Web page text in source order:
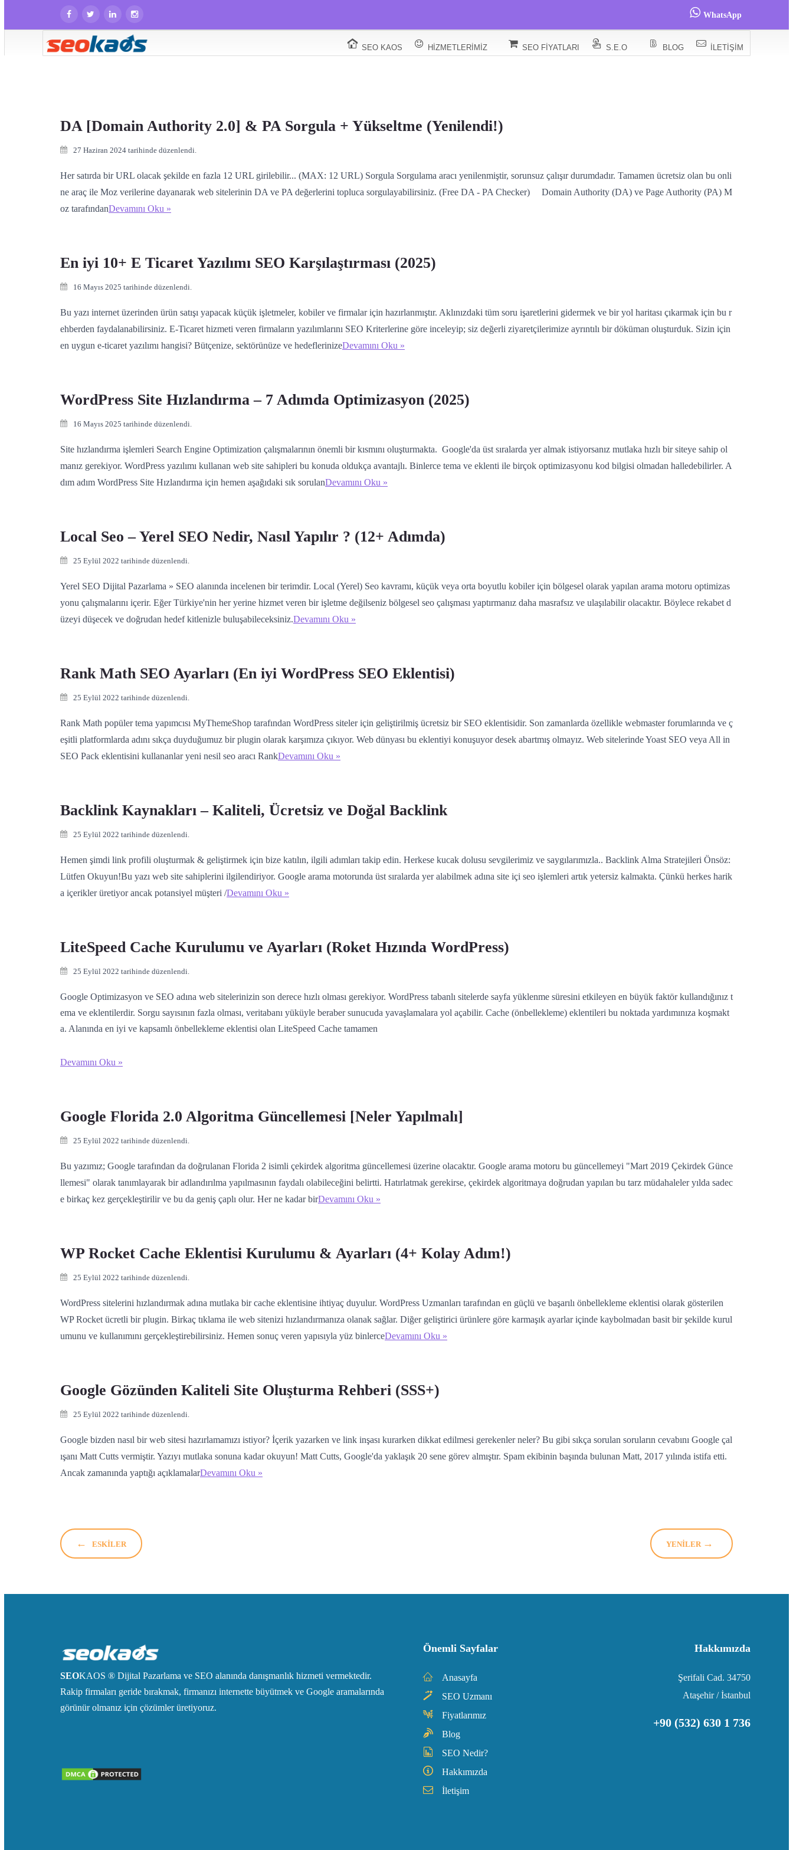
WhatsApp
SEO KAOS HIZMETLERIMIZ SEO FIYATLARI S.E.O BLOG İLETIŞIM
DA [Domain Authority 2.0] & PA Sorgula + Yükseltme (Yenilendi!)
27 Haziran 2024 tarihinde düzenlendi.
Her satırda bir URL olacak şekilde en fazla 12 URL girilebilir... (MAX: 12 URL) Sorgula Sorgulama aracı yenilenmiştir, sorunsuz çalışır durumdadır. Tamamen ücretsiz olan bu onli
ne araç ile Moz verilerine dayanarak web sitelerinin DA ve PA değerlerini topluca sorgulayabilirsiniz. (Free DA - PA Checker) Domain Authority (DA) ve Page Authority (PA) M
oz tarafındanDevamını Oku »
En iyi 10+ E Ticaret Yazılımı SEO Karşılaştırması (2025)
16 Mayıs 2025 tarihinde düzenlendi.
Bu yazı internet üzerinden ürün satışı yapacak küçük işletmeler, kobiler ve firmalar için hazırlanmıştır. Aklınızdaki tüm soru işaretlerini gidermek ve bir yol haritası çıkarmak için bu r
ehberden faydalanabilirsiniz. E-Ticaret hizmeti veren firmaların yazılımlarını SEO Kriterlerine göre inceleyip; siz değerli ziyaretçilerimize ayrıntılı bir döküman oluşturduk. Sizin için
en uygun e-ticaret yazılımı hangisi? Bütçenize, sektörünüze ve hedeflerinizeDevamını Oku »
WordPress Site Hızlandırma – 7 Adımda Optimizasyon (2025)
16 Mayıs 2025 tarihinde düzenlendi.
Site hızlandırma işlemleri Search Engine Optimization çalışmalarının önemli bir kısmını oluşturmakta. Google'da üst sıralarda yer almak istiyorsanız mutlaka hızlı bir siteye sahip ol
manız gerekiyor. WordPress yazılımı kullanan web site sahipleri bu konuda oldukça avantajlı. Binlerce tema ve eklenti ile birçok optimizasyonu kod bilgisi olmadan halledebilirler. A
dım adım WordPress Site Hızlandırma için hemen aşağıdaki sık sorulanDevamını Oku »
Local Seo – Yerel SEO Nedir, Nasıl Yapılır ? (12+ Adımda)
25 Eylül 2022 tarihinde düzenlendi.
Yerel SEO Dijital Pazarlama » SEO alanında incelenen bir terimdir. Local (Yerel) Seo kavramı, küçük veya orta boyutlu kobiler için bölgesel olarak yapılan arama motoru optimizas
yonu çalışmalarını içerir. Eğer Türkiye'nin her yerine hizmet veren bir işletme değilseniz bölgesel seo çalışması yaptırmanız daha masrafsız ve ulaşılabilir olacaktır. Böylece rekabet d
üzeyi düşecek ve doğrudan hedef kitlenizle buluşabileceksiniz.Devamını Oku »
Rank Math SEO Ayarları (En iyi WordPress SEO Eklentisi)
25 Eylül 2022 tarihinde düzenlendi.
Rank Math popüler tema yapımcısı MyThemeShop tarafından WordPress siteler için geliştirilmiş ücretsiz bir SEO eklentisidir. Son zamanlarda özellikle webmaster forumlarında ve ç
eşitli platformlarda adını sıkça duyduğumuz bir plugin olarak karşımıza çıkıyor. Web dünyası bu eklentiyi konuşuyor desek abartmış olmayız. Web sitelerinde Yoast SEO veya All in
SEO Pack eklentisini kullananlar yeni nesil seo aracı RankDevamını Oku »
Backlink Kaynakları – Kaliteli, Ücretsiz ve Doğal Backlink
25 Eylül 2022 tarihinde düzenlendi.
Hemen şimdi link profili oluşturmak & geliştirmek için bize katılın, ilgili adımları takip edin. Herkese kucak dolusu sevgilerimiz ve saygılarımızla.. Backlink Alma Stratejileri Önsöz:
Lütfen Okuyun!Bu yazı web site sahiplerini ilgilendiriyor. Google arama motorunda üst sıralarda yer alabilmek adına site içi seo işlemleri artık yetersiz kalmakta. Çünkü herkes harik
a içerikler üretiyor ancak potansiyel müşteri /Devamını Oku »
LiteSpeed Cache Kurulumu ve Ayarları (Roket Hızında WordPress)
25 Eylül 2022 tarihinde düzenlendi.
Google Optimizasyon ve SEO adına web sitelerinizin son derece hızlı olması gerekiyor. WordPress tabanlı sitelerde sayfa yüklenme süresini etkileyen en büyük faktör kullandığınız t
ema ve eklentilerdir. Sorgu sayısının fazla olması, veritabanı yüküyle beraber sunucuda yavaşlamalara yol açabilir. Cache (önbellekleme) eklentileri bu noktada yardımınıza koşmakt
a. Alanında en iyi ve kapsamlı önbellekleme eklentisi olan LiteSpeed Cache tamamen
Devamını Oku »
Google Florida 2.0 Algoritma Güncellemesi [Neler Yapılmalı]
25 Eylül 2022 tarihinde düzenlendi.
Bu yazımız; Google tarafından da doğrulanan Florida 2 isimli çekirdek algoritma güncellemesi üzerine olacaktır. Google arama motoru bu güncellemeyi "Mart 2019 Çekirdek Günce
llemesi" olarak tanımlayarak bir adlandırılma yapılmasının faydalı olabileceğini belirtti. Hatırlatmak gerekirse, çekirdek algoritmaya doğrudan yapılan bu tarz müdahaleler yılda sadec
e birkaç kez gerçekleştirilir ve bu da geniş çaplı olur. Her ne kadar birDevamını Oku »
WP Rocket Cache Eklentisi Kurulumu & Ayarları (4+ Kolay Adım!)
25 Eylül 2022 tarihinde düzenlendi.
WordPress sitelerini hızlandırmak adına mutlaka bir cache eklentisine ihtiyaç duyulur. WordPress Uzmanları tarafından en güçlü ve başarılı önbellekleme eklentisi olarak gösterilen
WP Rocket ücretli bir plugin. Birkaç tıklama ile web sitenizi hızlandırmanıza olanak sağlar. Diğer geliştirici ürünlere göre karmaşık ayarlar içinde kaybolmadan basit bir şekilde kurul
umunu ve kullanımını gerçekleştirebilirsiniz. Hemen sonuç veren yapısıyla yüz binlerceDevamını Oku »
Google Gözünden Kaliteli Site Oluşturma Rehberi (SSS+)
25 Eylül 2022 tarihinde düzenlendi.
Google bizden nasıl bir web sitesi hazırlamamızı istiyor? İçerik yazarken ve link inşası kurarken dikkat edilmesi gerekenler neler? Bu gibi sıkça sorulan soruların cevabını Google çal
ışanı Matt Cutts vermiştir. Yazıyı mutlaka sonuna kadar okuyun! Matt Cutts, Google'da yaklaşık 20 sene görev almıştır. Spam ekibinin başında bulunan Matt, 2017 yılında istifa etti.
Ancak zamanında yaptığı açıklamalarDevamını Oku »
← ESKILER YENILER →
SEOKAOS ® Dijital Pazarlama ve SEO alanında danışmanlık hizmeti vermektedir.
Rakip firmaları geride bırakmak, firmanızı internette büyütmek ve Google aramalarında
görünür olmanız için çözümler üretiyoruz.
Önemli Sayfalar
Anasayfa
SEO Uzmanı
Fiyatlarımız
Blog
SEO Nedir?
Hakkımızda
İletişim
Hakkımızda
Şerifali Cad. 34750
Ataşehir / İstanbul
+90 (532) 630 1 736